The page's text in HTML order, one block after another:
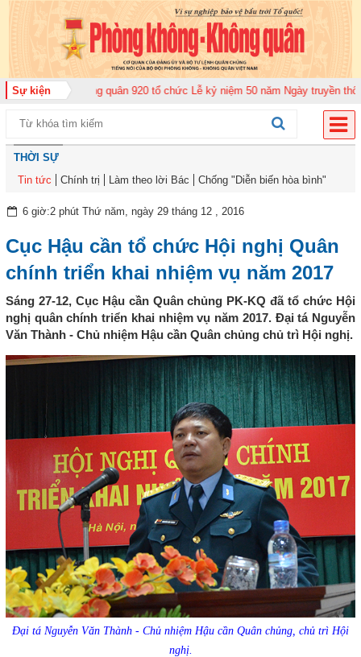
Sự kiện
đoàn Không quân 920 tổ chức Lễ kỷ niệm 50 năm Ngày truyền thống
THỜI SỰ
Tin tức
Chính trị Làm theo lời Bác Chống "Diễn biến hòa bình"
6 giờ:2 phút Thứ năm, ngày 29 tháng 12 , 2016
Cục Hậu cần tổ chức Hội nghị Quân
chính triển khai nhiệm vụ năm 2017
Sáng 27-12, Cục Hậu cần Quân chủng PK-KQ đã tổ chức Hội
nghị quân chính triển khai nhiệm vụ năm 2017. Đại tá Nguyễn
Văn Thành - Chủ nhiệm Hậu cần Quân chủng chủ trì Hội nghị.
Đại tá Nguyễn Văn Thành - Chủ nhiệm Hậu cần Quân chủng, chủ trì Hội
nghị.